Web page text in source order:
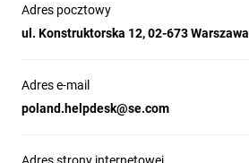
Adres pocztowy
ul. Konstruktorska 12, 02-673 Warszawa
Adres e-mail
poland.helpdesk@se.com